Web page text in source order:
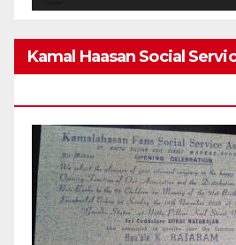
Kamal Haasan Social